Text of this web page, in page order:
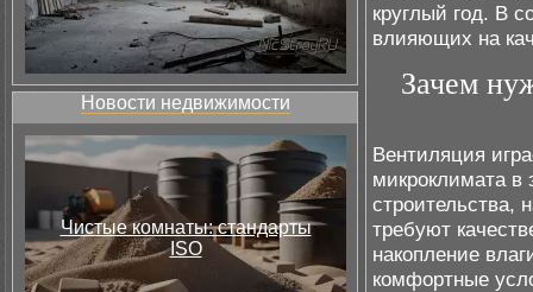
Новости недвижимости
Чистые комнаты: стандарты
ISO
круглый год. В
влияющих на
Зачем
Вентиляция
микроклимата в
строительства,
требуют
накопление
комфортные